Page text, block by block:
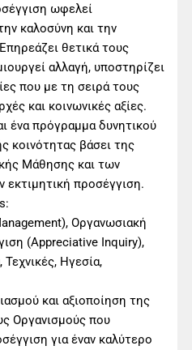
ωφελεί
καλοσύνη και την
θετικά τους
αλλαγή, υποστηρίζει
που με τη σειρά τους
και κοινωνικές αξίες.
ένα πρόγραμμα δυνητικού
κοινότητας βάσει της
Μάθησης και των
προσέγγιση.
Οργανωσιακή
(Appreciative Inquiry),
Ηγεσία,
και αξιοποίηση της
Οργανισμούς που
για έναν καλύτερο